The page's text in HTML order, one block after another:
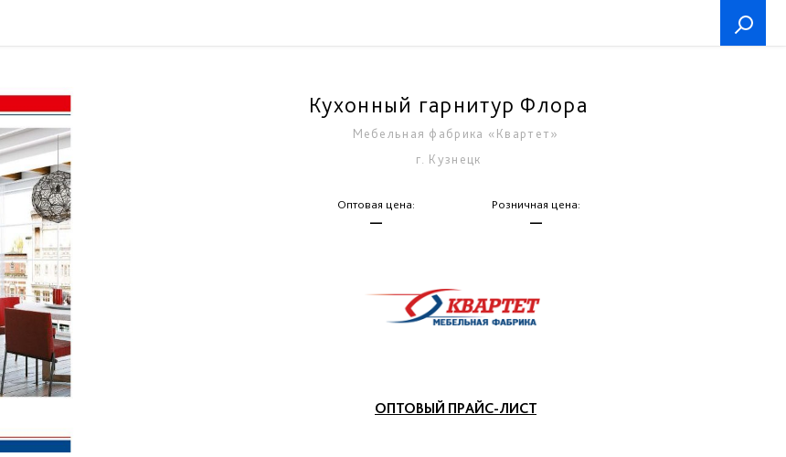
Кухонный гарнитур Флора
Мебельная фабрика «Квартет»
г. Кузнецк
Оптовая цена:
—
Розничная цена:
—
ОПТОВЫЙ ПРАЙС-ЛИСТ